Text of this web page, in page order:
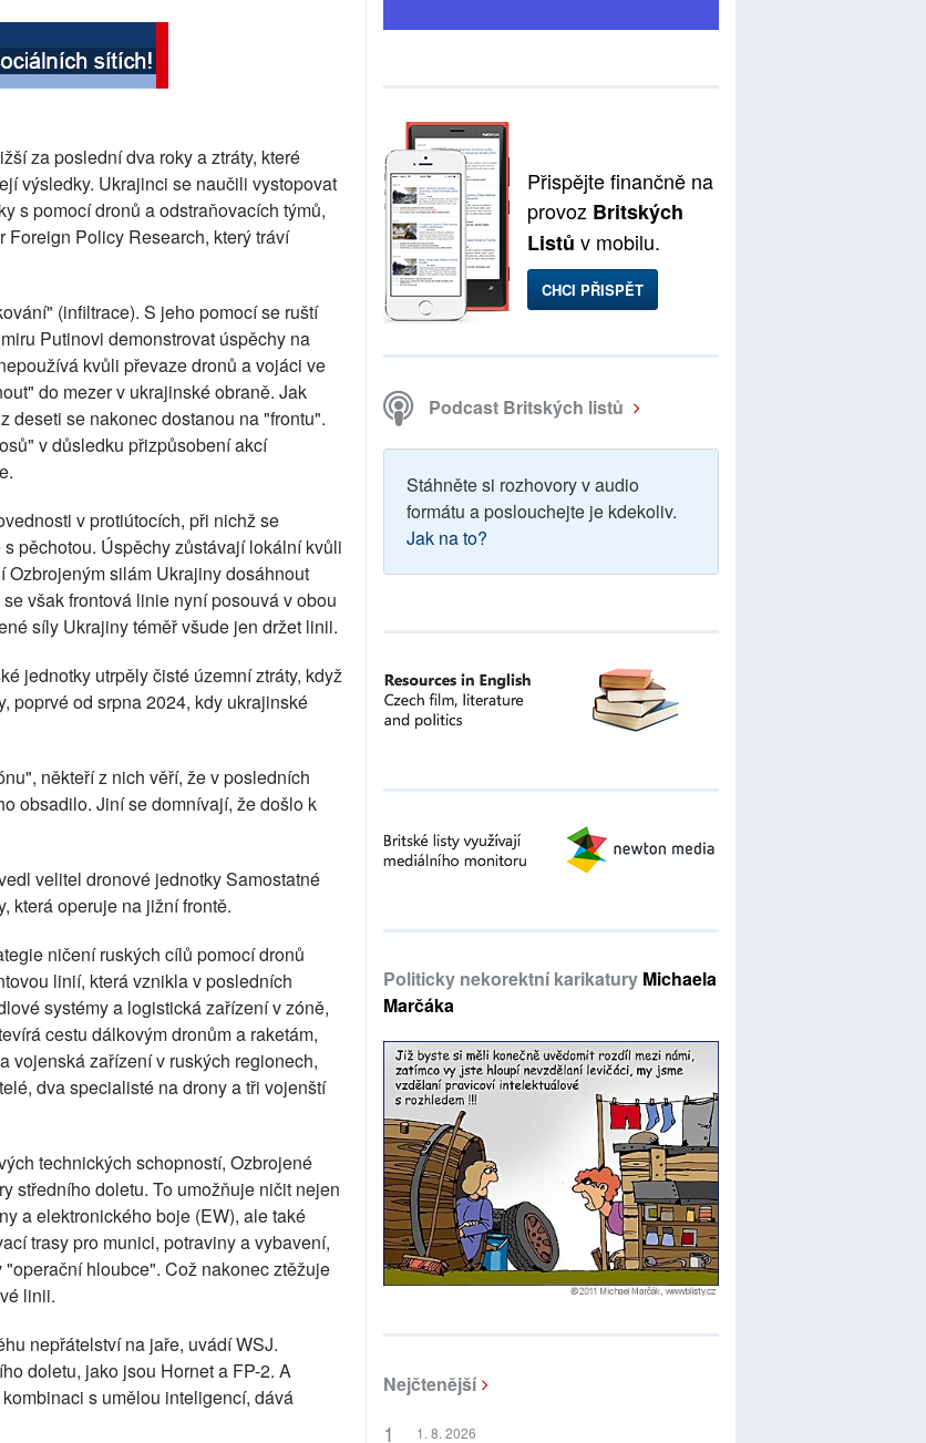
za poslední dva roky a ztráty, které
výsledky. Ukrajinci se naučili vystopovat
s pomocí dronů a odstraňovacích týmů,
Foreign Policy Research, který tráví
(infiltrace). S jeho pomocí se ruští
Putinovi demonstrovat úspěchy na
kvůli převaze dronů a vojáci ve
do mezer v ukrajinské obraně. Jak
deseti se nakonec dostanou na "frontu".
v důsledku přizpůsobení akcí
v protiútocích, při nichž se
pěchotou. Úspěchy zůstávají lokální kvůli
silám Ukrajiny dosáhnout
však frontová linie nyní posouvá v obou
síly Ukrajiny téměř všude jen držet linii.
jednotky utrpěly čisté územní ztráty, když
poprvé od srpna 2024, kdy ukrajinské
někteří z nich věří, že v posledních
obsadilo. Jiní se domnívají, že došlo k
velitel dronové jednotky Samostatné
která operuje na jižní frontě.
ničení ruských cílů pomocí dronů
linií, která vznikla v posledních
systémy a logistická zařízení v zóně,
cestu dálkovým dronům a raketám,
vojenská zařízení v ruských regionech,
dva specialisté na drony a tři vojenští
technických schopností, Ozbrojené
středního doletu. To umožňuje ničit nejen
a elektronického boje (EW), ale také
trasy pro munici, potraviny a vybavení,
hloubce". Což nakonec ztěžuje
linii.
nepřátelství na jaře, uvádí WSJ.
doletu, jako jsou Hornet a FP-2. A
s umělou inteligencí, dává
Přispějte finančně na
provoz Britských
Listů v mobilu.
CHCI PŘISPĚT
Podcast Britských listů
Stáhněte si rozhovory v audio
formátu a poslouchejte je kdekoliv.
Jak na to?
Politicky nekorektní karikatury Michaela
Marčáka
Nejčtenější
1. 8. 2026